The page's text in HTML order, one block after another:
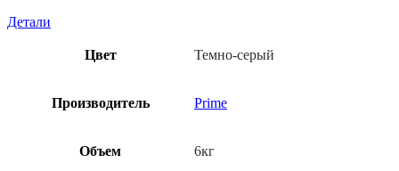
Детали
Цвет Темно-серый
Производитель Prime
Объем 6кг